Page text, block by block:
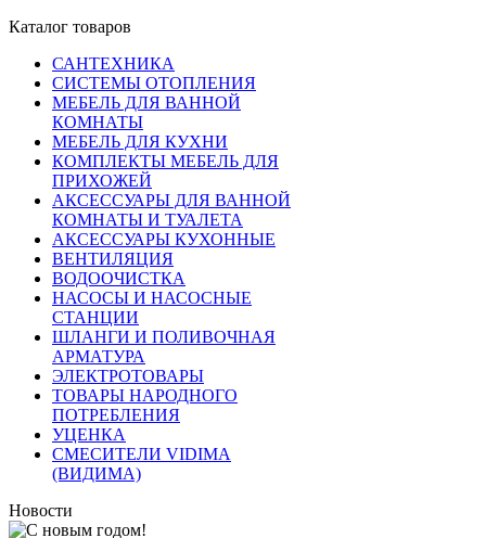
Каталог товаров
САНТЕХНИКА
СИСТЕМЫ ОТОПЛЕНИЯ
МЕБЕЛЬ ДЛЯ ВАННОЙ
КОМНАТЫ
МЕБЕЛЬ ДЛЯ КУХНИ
КОМПЛЕКТЫ МЕБЕЛЬ ДЛЯ
ПРИХОЖЕЙ
АКСЕССУАРЫ ДЛЯ ВАННОЙ
КОМНАТЫ И ТУАЛЕТА
АКСЕССУАРЫ КУХОННЫЕ
ВЕНТИЛЯЦИЯ
ВОДООЧИСТКА
НАСОСЫ И НАСОСНЫЕ
СТАНЦИИ
ШЛАНГИ И ПОЛИВОЧНАЯ
АРМАТУРА
ЭЛЕКТРОТОВАРЫ
ТОВАРЫ НАРОДНОГО
ПОТРЕБЛЕНИЯ
УЦЕНКА
СМЕСИТЕЛИ VIDIMA
(ВИДИМА)
Новости